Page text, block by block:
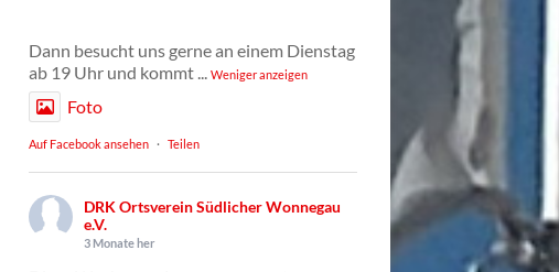
Dann besucht uns gerne an einem Dienstag
ab 19 Uhr und kommt ... Weniger anzeigen
Foto
Auf Facebook ansehen · Teilen
DRK Ortsverein Südlicher Wonnegau
e.V.
3 Monate her